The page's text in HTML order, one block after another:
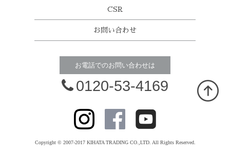
CSR
お問い合わせ
お電話でのお問い合わせは
0120-53-4169
Copyright © 2007-2017 KIHATA TRADING CO.,LTD. All Rights Reserved.